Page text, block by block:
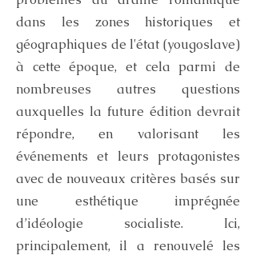
dans les zones historiques et
géographiques de l'état (yougoslave)
à cette époque, et cela parmi de
nombreuses autres questions
auxquelles la future édition devrait
répondre, en valorisant les
événements et leurs protagonistes
avec de nouveaux critères basés sur
une esthétique imprégnée
d’idéologie socialiste. Ici,
principalement, il a renouvelé les